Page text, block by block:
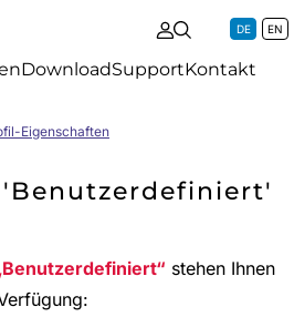
DownloadSupportKontakt
DE EN
Eigenschaften
Benutzerdefiniert
stehen Ihnen